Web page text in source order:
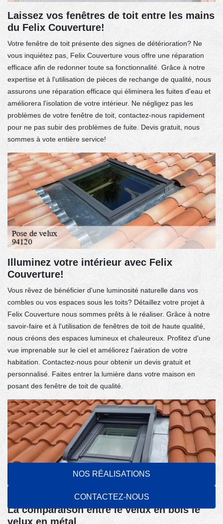
NOS RÉALISATIONS
CONTACTEZ-NOUS
Laissez vos fenêtres de toit entre les mains
du Felix Couverture!
Votre fenêtre de toit présente des signes de détérioration? Ne
vous inquiétez pas, Felix Couverture vous offre une réparation
efficace afin de redonner toute sa fonctionnalité. Grâce à notre
expertise et à l'utilisation de pièces de rechange de qualité, nous
assurons une réparation efficace qui éliminera les fuites d'eau et
améliorera l'isolation de votre intérieur. Ne négligez pas les
problèmes de votre fenêtre de toit, contactez-nous rapidement
pour ne pas subir des problèmes de fuite. Devis gratuit, nous
sommes à vote entière service!
Illuminez votre intérieur avec Felix
Couverture!
Vous rêvez de bénéficier d'une luminosité naturelle dans vos
combles ou vos espaces sous les toits? Détaillez votre projet à
Felix Couverture nous sommes prêts à le réaliser. Grâce à notre
savoir-faire et à l'utilisation de fenêtres de toit de haute qualité,
nous créons des espaces lumineux et chaleureux. Profitez d'une
vue imprenable sur le ciel et améliorez l'aération de votre
habitation. Contactez-nous pour obtenir un devis gratuit et
personnalisé. Faites entrer la lumière dans votre maison en
posant des fenêtre de toit de qualité.
La comparaison entre le velux en bois le
velux en métal